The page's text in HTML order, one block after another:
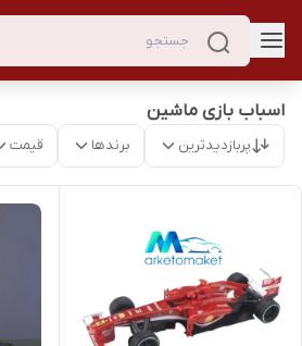
اسباب بازی ماشین
پربازدیدترین برندها قیمت